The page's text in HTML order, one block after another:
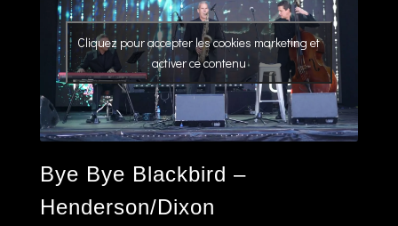
Cliquez pour accepter les cookies marketing et
activer ce contenu
Bye Bye Blackbird –
Henderson/Dixon